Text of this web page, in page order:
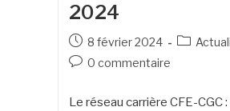
2024
8 février 2024
0 commentaire
Le réseau carrière CFE-CGC